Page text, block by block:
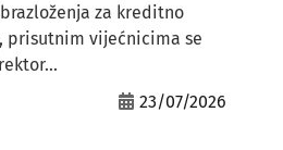
za kreditno
prisutnim vijećnicima se
23/07/2026